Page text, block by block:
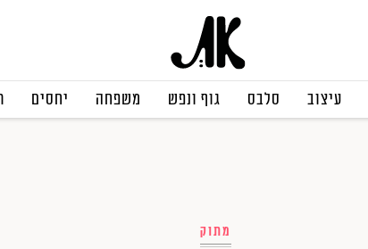
עיצוב סלבס גוף ונפש משפחה יחסים
מתוק